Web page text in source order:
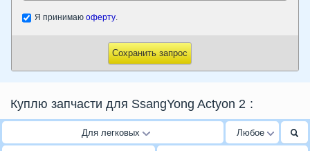
Я принимаю оферту.
Сохранить запрос
Куплю запчасти для SsangYong Actyon 2 :
Для легковых Любое